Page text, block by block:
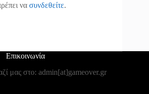
να συνδεθείτε.
Επικοινωνία
μας στο: admin[at]gameover.gr